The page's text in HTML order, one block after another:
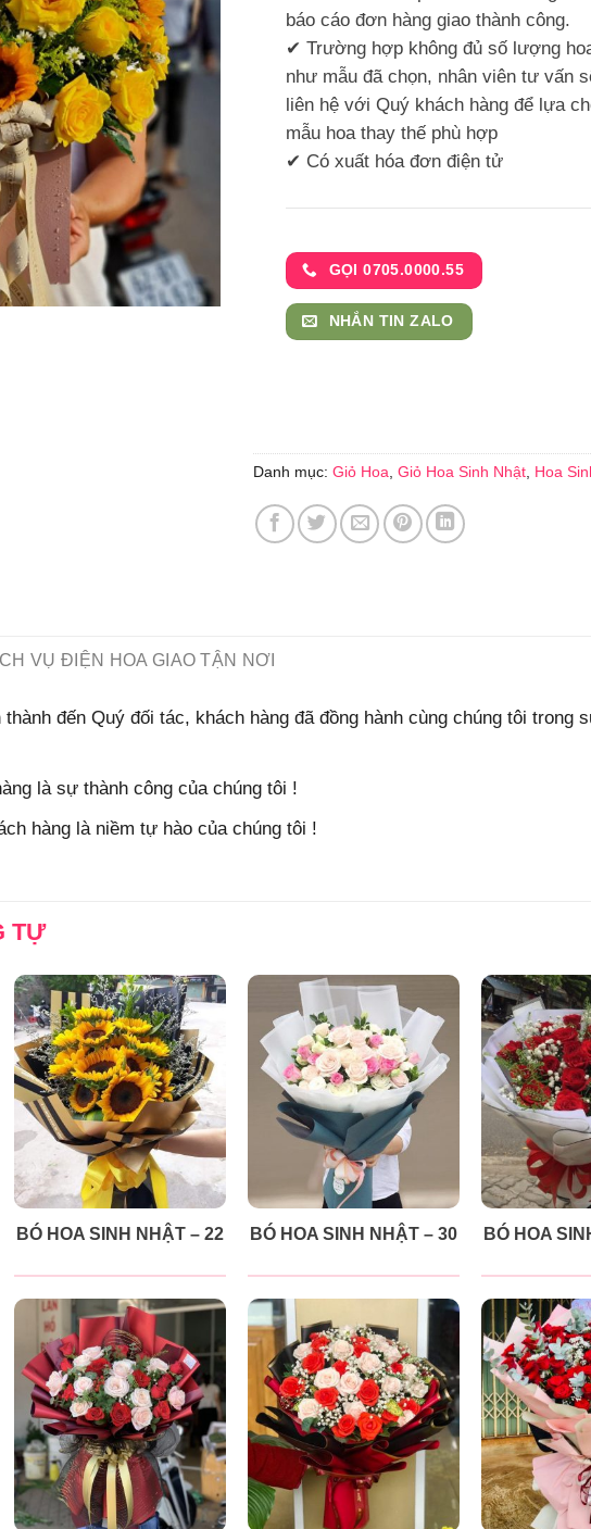
báo cáo đơn hàng giao thành công.
✔ Trường hợp không đủ số lượng
như mẫu đã chọn, nhân viên tư vấn
liên hệ với Quý khách hàng để lựa
mẫu hoa thay thế phù hợp
✔ Có xuất hóa đơn điện tử
GỌI 0705.0000.55
NHẮN TIN ZALO
Danh mục: Giỏ Hoa Giỏ Hoa Sinh Nhật Hoa
VỤ ĐIỆN HOA GIAO TẬN NƠI
đến Quý đối tác, khách hàng đã đồng hành cùng chúng tôi trong
là sự thành công của chúng tôi !
hàng là niềm tự hào của chúng tôi !
TỰ
BÓ HOA SINH NHẬT – 22 BÓ HOA SINH NHẬT – 30 BÓ HOA